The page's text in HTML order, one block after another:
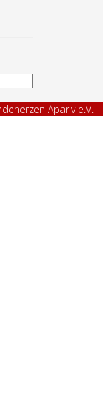
Apariv e.V.